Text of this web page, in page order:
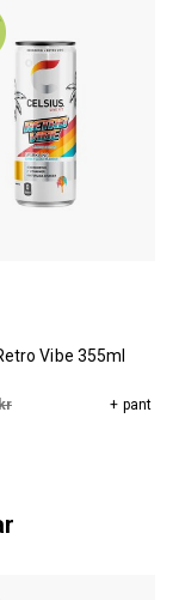
Vibe 355ml
+ pant